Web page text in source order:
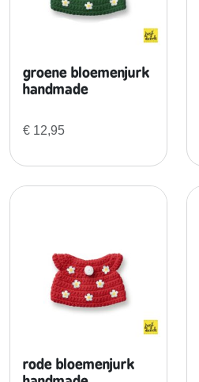
t
l
groene bloemenjurk
handmade
€ 12,95
rode bloemenjurk